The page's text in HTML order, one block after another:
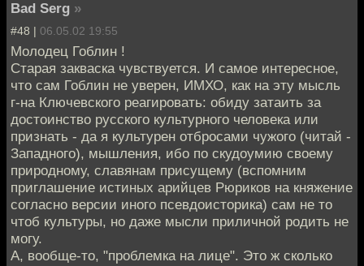
Bad Serg »
#48 | 06.05.02 19:55
Молодец Гоблин !
Старая закваска чувствуется. И самое интересное,
что сам Гоблин не уверен, ИМХО, как на эту мысль
г-на Ключевского реагировать: обиду затаить за
достоинство русского культурного человека или
признать - да я культурен отбросами чужого (читай -
Западного), мышления, ибо по скудоумию своему
природному, славянам присущему (вспомним
приглашение истиных арийцев Рюриков на княжение
согласно версии иного псевдоисторика) сам не то
чтоб культуры, но даже мысли приличной родить не
могу.
А, вообще-то, "проблемка на лице". Это ж сколько